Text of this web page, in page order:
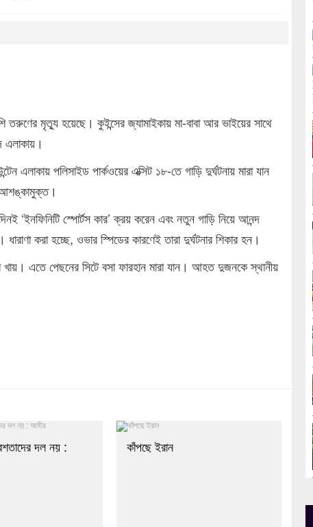
তরুণের মৃত্যু হয়েছে। কুইন্সের জ্যামাইকায় মা-বাবা আর ভাইয়ের সাথে
এলাকায়।
এলাকায় পলিসাইড পার্কওয়ের এক্সিট ১৮-তে গাড়ি দুর্ঘটনায় মারা যান
আশঙ্কামুক্ত।
‘ইনফিনিটি স্পোর্টস কার’ ক্রয় করেন এবং নতুন গাড়ি নিয়ে আনন্দ
করা হচ্ছে, ওভার স্পিডের কারণেই তারা দুর্ঘটনার শিকার হন।
খায়। এতে পেছনের সিটে বসা ফারহান মারা যান। আহত দুজনকে স্থানীয়
দল নয় :
কাঁপছে ইরান